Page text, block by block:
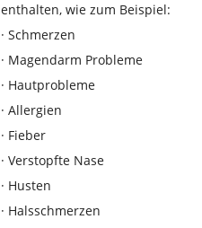
enthalten, wie zum Beispiel:
· Schmerzen
· Magendarm Probleme
· Hautprobleme
· Allergien
· Fieber
· Verstopfte Nase
· Husten
· Halsschmerzen